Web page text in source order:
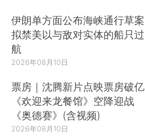
伊朗单方面公布海峡通行草案
拟禁美以与敌对实体的船只过
航
2026年08月10日
票房｜沈腾新片点映票房破亿
《欢迎来龙餐馆》空降迎战
《奥德赛》(含视频)
2026年08月10日